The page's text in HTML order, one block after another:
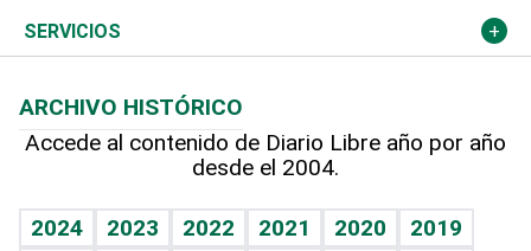
Resto del mundo
Economía personal
Podcast Arte Libre
Hablando con el pediatra
Vida y familia
Más deportes
Línea de hit
TBT Deportivo
Columnistas
Cambio climático
Opinión
Hecho en casa
Guía del dinero
SERVICIOS
Cumpleaños
Horóscopos
ARCHIVO HISTÓRICO
Accede al contenido de Diario Libre año por año
desde el 2004.
2024 2023 2022 2021 2020
2019